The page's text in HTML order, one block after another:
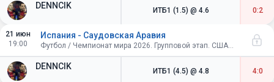
DENNCIK ИТБ1 (1.5) @ 4.6 0:2
21 июн
19:00
DENNCIK
Испания - Саудовская Аравия
Футбол / Чемпионат мира 2026. Групповой этап. США-Канада-Мексика
ИТБ1 (4.5) @ 4.8 4:0